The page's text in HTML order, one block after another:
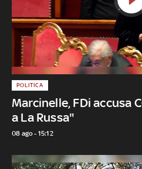
Marcinelle, FDi accusa
a La Russa"
POLITICA
08 ago - 15:12